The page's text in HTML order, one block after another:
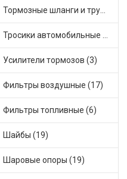
Тормозные шланги и трубки (5)
Тросики автомобильные (23)
Усилители тормозов (3)
Фильтры воздушные (17)
Фильтры топливные (6)
Шайбы (19)
Шаровые опоры (19)